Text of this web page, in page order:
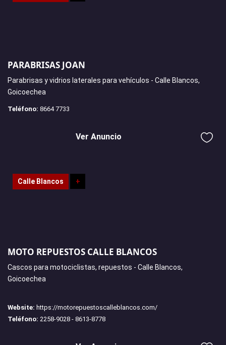
PARABRISAS JOAN
Parabrisas y vidrios laterales para vehículos - Calle Blancos,
Goicoechea
Teléfono: 8664 7733
Ver Anuncio
Calle Blancos +
MOTO REPUESTOS CALLE BLANCOS
Cascos para motociclistas, repuestos - Calle Blancos,
Goicoechea
Website: https://motorepuestoscalleblancos.com/
Teléfono: 2258-9028 - 8613-8778